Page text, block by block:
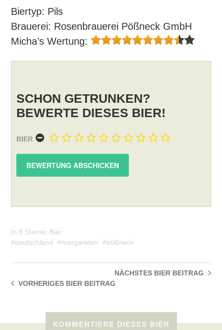
Biertyp: Pils
Brauerei: Rosenbrauerei Pößneck GmbH
Micha’s Wertung:
SCHON GETRUNKEN?
BEWERTE DIESES BIER!
BIER
In 8 Sterne
Bier
deutschland
margareten pößneck
NÄCHSTES BIERBEITRAG
VORHERIGES BIER BEITRAG
KOMMENTIERE DIESES BIER